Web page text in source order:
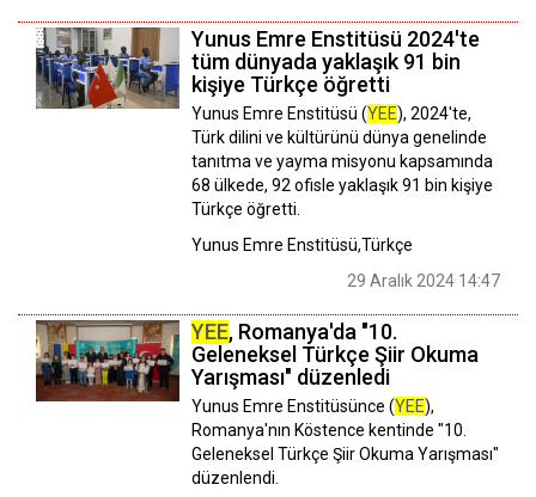
Yunus Emre Enstitüsü 2024'te
tüm dünyada yaklaşık 91 bin
kişiye Türkçe öğretti
Yunus Emre Enstitüsü (YEE), 2024'te,
Türk dilini ve kültürünü dünya genelinde
tanıtma ve yayma misyonu kapsamında
68 ülkede, 92 ofisle yaklaşık 91 bin kişiye
Türkçe öğretti.
Yunus Emre Enstitüsü,Türkçe
29 Aralık 2024 14:47
YEE, Romanya'da "10.
Geleneksel Türkçe Şiir Okuma
Yarışması" düzenledi
Yunus Emre Enstitüsünce (YEE),
Romanya'nın Köstence kentinde "10.
Geleneksel Türkçe Şiir Okuma Yarışması"
düzenlendi.